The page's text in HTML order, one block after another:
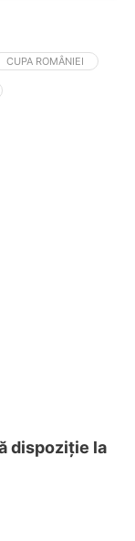
CUPA ROMÂNIEI
dispoziție la